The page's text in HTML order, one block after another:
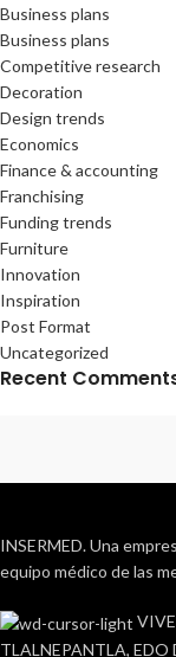
Business plans
Business plans
Competitive research
Decoration
Design trends
Economics
Finance & accounting
Franchising
Funding trends
Furniture
Innovation
Inspiration
Post Format
Uncategorized
Recent
INSERMED. Una
equipo médico de las
TLALNEPANTLA, EDO